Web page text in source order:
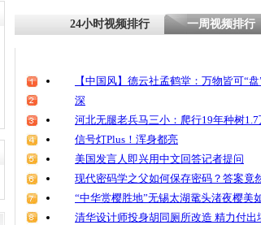
24小时视频排行 一周视频排行
【中国风】德云社孟鹤堂：万物皆可“
深
河北无腿老兵马三小：爬行19年种树1.7
信号灯Plus！浑身都亮
美国发言人即兴用中文回答记者提问
现代密码学之父如何保存密码？答案竟
“中华赏樱胜地”无锡太湖鼋头渚夜樱美
清华设计师投身胡同厕所改造 精力付出